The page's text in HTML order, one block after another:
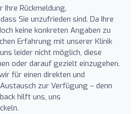
Ihre Rückmeldung.
Sie unzufrieden sind. Da Ihre
keine konkreten Angaben zu
Erfahrung mit unserer Klinik
leider nicht möglich, diese
oder darauf gezielt einzugehen.
für einen direkten und
zur Verfügung – denn
hilft uns, uns